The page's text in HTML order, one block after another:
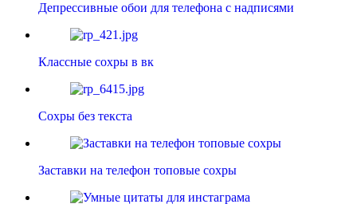
Депрессивные обои для телефона с надписями
Классные сохры в вк
Сохры без текста
Заставки на телефон топовые сохры